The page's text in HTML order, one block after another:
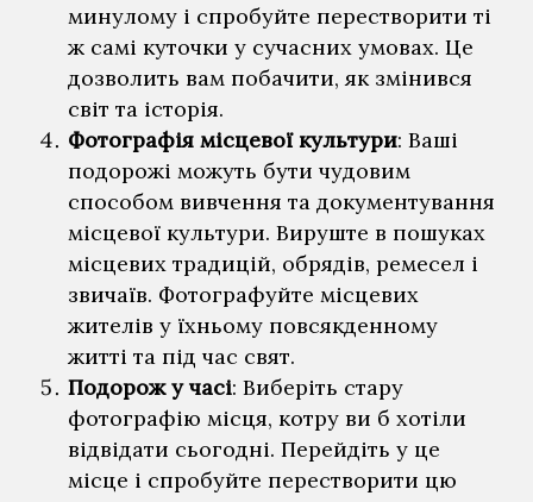
Subtotal:
VIEW CART CHECKOUT
минулому і спробуйте перестворити ті
ж самі куточки у сучасних умовах. Це
дозволить вам побачити, як змінився
світ та історія.
Фотографія місцевої культури: Ваші
подорожі можуть бути чудовим
способом вивчення та документування
місцевої культури. Вируште в пошуках
місцевих традицій, обрядів, ремесел і
звичаїв. Фотографуйте місцевих
жителів у їхньому повсякденному
житті та під час свят.
Подорож у часі: Виберіть стару
фотографію місця, котру ви б хотіли
відвідати сьогодні. Перейдіть у це
місце і спробуйте перестворити цю